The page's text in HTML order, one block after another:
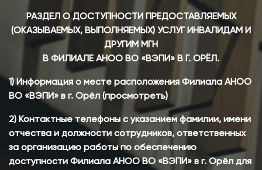
РАЗДЕЛ О ДОСТУПНОСТИ ПРЕДОСТАВЛЯЕМЫХ
(ОКАЗЫВАЕМЫХ, ВЫПОЛНЯЕМЫХ) УСЛУГ ИНВАЛИДАМ И
ДРУГИМ МГН
В ФИЛИАЛЕ АНОО ВО «ВЭПИ» В Г. ОРЁЛ.
1) Информация о месте расположения Филиала АНОО
ВО «ВЭПИ» в г. Орёл (просмотреть)
2) Контактные телефоны с указанием фамилии, имени
отчества и должности сотрудников, ответственных
за организацию работы по обеспечению
доступности Филиала АНОО ВО «ВЭПИ» в г. Орёл для